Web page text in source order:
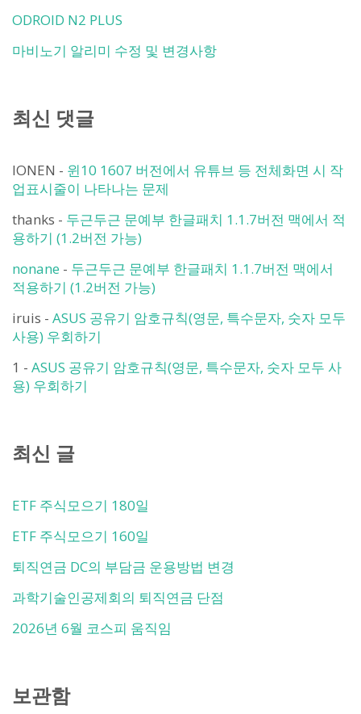
ODROID N2 PLUS
마비노기 알리미 수정 및 변경사항
최신 댓글
IONEN - 윈10 1607 버전에서 유튜브 등 전체화면 시 작
업표시줄이 나타나는 문제
thanks - 두근두근 문예부 한글패치 1.1.7버전 맥에서 적
용하기 (1.2버전 가능)
nonane - 두근두근 문예부 한글패치 1.1.7버전 맥에서
적용하기 (1.2버전 가능)
iruis - ASUS 공유기 암호규칙(영문, 특수문자, 숫자 모두
사용) 우회하기
1 - ASUS 공유기 암호규칙(영문, 특수문자, 숫자 모두 사
용) 우회하기
최신 글
ETF 주식모으기 180일
ETF 주식모으기 160일
퇴직연금 DC의 부담금 운용방법 변경
과학기술인공제회의 퇴직연금 단점
2026년 6월 코스피 움직임
보관함